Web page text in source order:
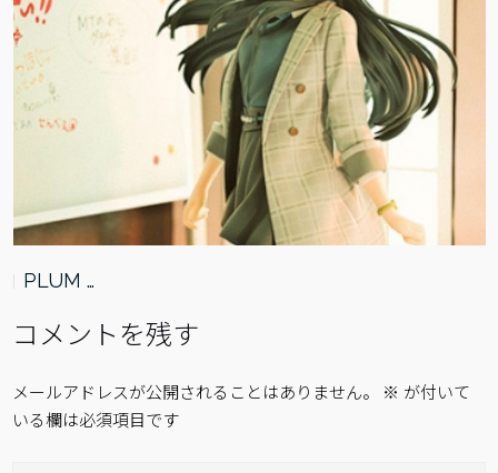
PLUM …
コメントを残す
メールアドレスが公開されることはありません。 ※ が付いて
いる欄は必須項目です